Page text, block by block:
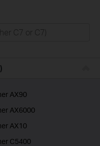
AX90
AX6000
AX10
C5400